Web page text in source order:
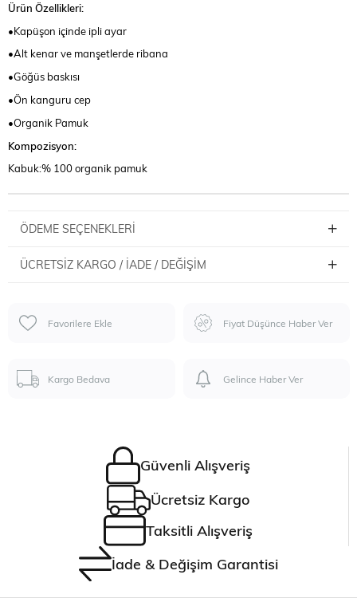
Ürün Özellikleri:
•Kapüşon içinde ipli ayar
•Alt kenar ve manşetlerde ribana
•Göğüs baskısı
•Ön kanguru cep
•Organik Pamuk
Kompozisyon:
Kabuk:% 100 organik pamuk
ÖDEME SEÇENEKLERI
ÜCRETSIZ KARGO / İADE / DEĞIŞIM
Favorilere Ekle Fiyat Düşünce Haber Ver
Kargo Bedava Gelince Haber Ver
Güvenli Alışveriş
Ücretsiz Kargo
Taksitli Alışveriş
İade & Değişim Garantisi